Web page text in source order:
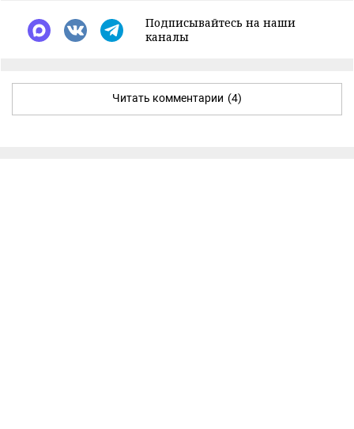
Подписывайтесь на наши
каналы
Читать комментарии (4)